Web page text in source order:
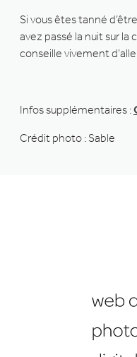
Si vous êtes tanné
avez passé la nuit sur la
conseille vivement
Infos supplémentaires :
Crédit photo : Sable